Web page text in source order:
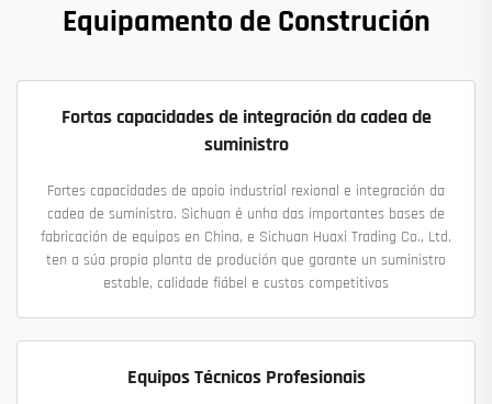
Equipamento de Construción
Fortas capacidades de integración da cadea de
suministro
Fortes capacidades de apoio industrial rexional e integración da
cadea de suministro. Sichuan é unha das importantes bases de
fabricación de equipos en China, e Sichuan Huaxi Trading Co., Ltd.
ten a súa propia planta de produción que garante un suministro
estable, calidade fiábel e custos competitivos
Equipos Técnicos Profesionais